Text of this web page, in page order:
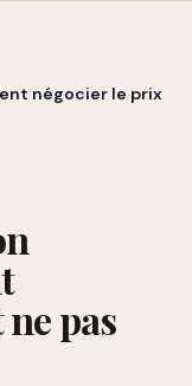
négocier le prix
pas